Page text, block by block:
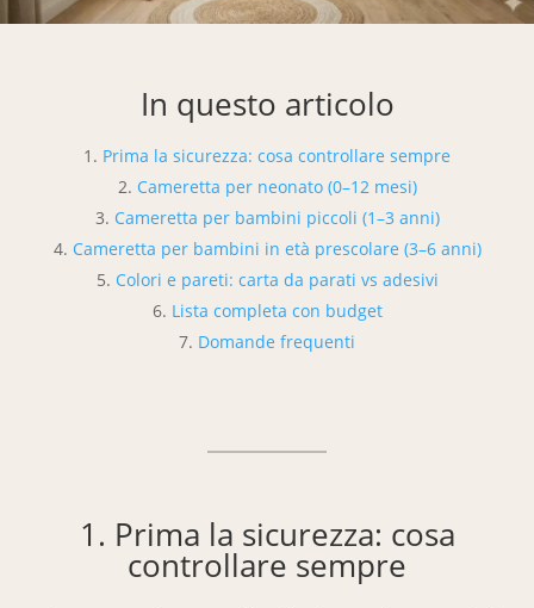
In questo articolo
Prima la sicurezza: cosa controllare sempre
Cameretta per neonato (0–12 mesi)
Cameretta per bambini piccoli (1–3 anni)
Cameretta per bambini in età prescolare (3–6 anni)
Colori e pareti: carta da parati vs adesivi
Lista completa con budget
Domande frequenti
1. Prima la sicurezza: cosa
controllare sempre